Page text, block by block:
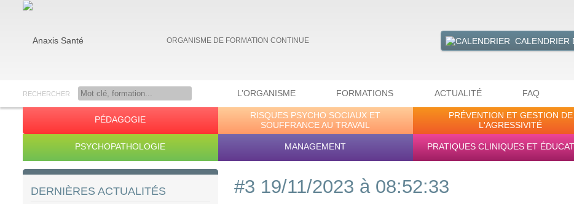
ORGANISME DE FORMATION CONTINUE CALENDRIER
RECHERCHER L’ORGANISME FORMATIONS ACTUALITÉ FAQ
PÉDAGOGIE
RISQUES PSYCHO SOCIAUX ET
SOUFFRANCE AU TRAVAIL
PRÉVENTION ET GESTION DE
L'AGRESSIVITÉ
PSYCHOPATHOLOGIE MANAGEMENT PRATIQUES CLINIQUES ET
#3 19/11/2023 à 08:52:33
DERNIÈRES ACTUALITÉS